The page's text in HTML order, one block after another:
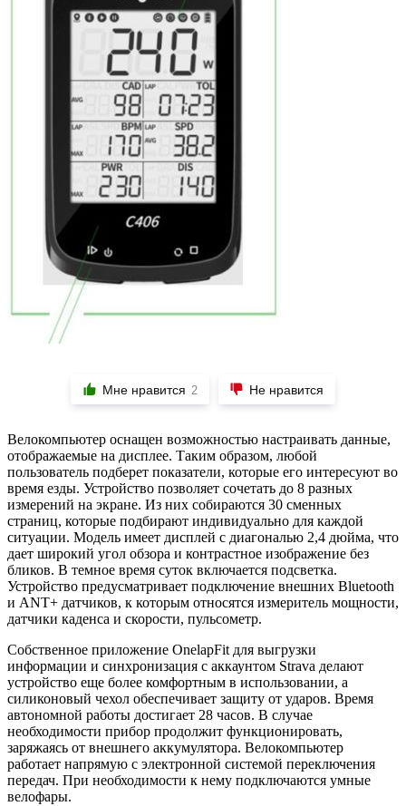
Мне нравится 2 Не нравится
Велокомпьютер оснащен возможностью настраивать данные,
отображаемые на дисплее. Таким образом, любой
пользователь подберет показатели, которые его интересуют во
время езды. Устройство позволяет сочетать до 8 разных
измерений на экране. Из них собираются 30 сменных
страниц, которые подбирают индивидуально для каждой
ситуации. Модель имеет дисплей с диагональю 2,4 дюйма, что
дает широкий угол обзора и контрастное изображение без
бликов. В темное время суток включается подсветка.
Устройство предусматривает подключение внешних Bluetooth
и ANT+ датчиков, к которым относятся измеритель мощности,
датчики каденса и скорости, пульсометр.
Собственное приложение OnelapFit для выгрузки
информации и синхронизация с аккаунтом Strava делают
устройство еще более комфортным в использовании, а
силиконовый чехол обеспечивает защиту от ударов. Время
автономной работы достигает 28 часов. В случае
необходимости прибор продолжит функционировать,
заряжаясь от внешнего аккумулятора. Велокомпьютер
работает напрямую с электронной системой переключения
передач. При необходимости к нему подключаются умные
велофары.